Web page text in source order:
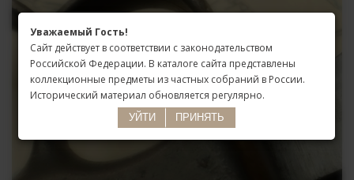
Уважаемый Гость!
Сайт действует в соответствии с законодательством
Российской Федерации. В каталоге сайта представлены
коллекционные предметы из частных собраний в России.
Исторический материал обновляется регулярно.
УЙТИ ПРИНЯТЬ